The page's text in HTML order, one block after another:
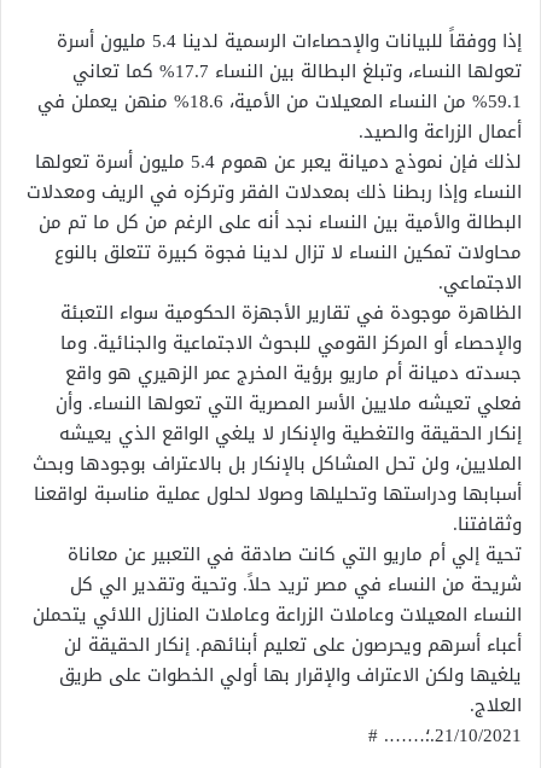
إذا ووفقاً للبيانات والإحصاءات الرسمية لدينا 5.4 مليون أسرة
تعولها النساء، وتبلغ البطالة بين النساء 17.7% كما تعاني
59.1% من النساء المعيلات من الأمية، 18.6% منهن يعملن في
أعمال الزراعة والصيد.
لذلك فإن نموذج دميانة يعبر عن هموم 5.4 مليون أسرة تعولها
النساء وإذا ربطنا ذلك بمعدلات الفقر وتركزه في الريف ومعدلات
البطالة والأمية بين النساء نجد أنه على الرغم من كل ما تم من
محاولات تمكين النساء لا تزال لدينا فجوة كبيرة تتعلق بالنوع
الاجتماعي.
الظاهرة موجودة في تقارير الأجهزة الحكومية سواء التعبئة
والإحصاء أو المركز القومي للبحوث الاجتماعية والجنائية. وما
جسدته دميانة أم ماريو برؤية المخرج عمر الزهيري هو واقع
فعلي تعيشه ملايين الأسر المصرية التي تعولها النساء. وأن
إنكار الحقيقة والتغطية والإنكار لا يلغي الواقع الذي يعيشه
الملايين، ولن تحل المشاكل بالإنكار بل بالاعتراف بوجودها وبحث
أسبابها ودراستها وتحليلها وصولا لحلول عملية مناسبة لواقعنا
وثقافتنا.
تحية إلي أم ماريو التي كانت صادقة في التعبير عن معاناة
شريحة من النساء في مصر تريد حلاً. وتحية وتقدير الي كل
النساء المعيلات وعاملات الزراعة وعاملات المنازل اللائي يتحملن
أعباء أسرهم ويحرصون على تعليم أبنائهم. إنكار الحقيقة لن
يلغيها ولكن الاعتراف والإقرار بها أولي الخطوات على طريق
العلاج.
21/10/2021.؛……. #